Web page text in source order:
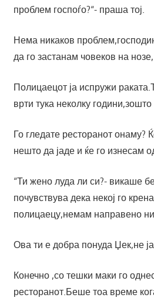
проблем госпоѓо?“- праша тој.
Нема никаков
да го застанам човеков на
Полицаецот ја испружи
врти тука неколку години,зошто
Го гледате ресторанот онаму?
нешто да јаде и ќе го изнесам
“Ти жено луда ли си?- викаше
почувствува дека некој го
полицаецу,немам направено
Ова ти е добра понуда Џек,не
Конечно ,со тешки маки го
ресторанот.Беше тоа време